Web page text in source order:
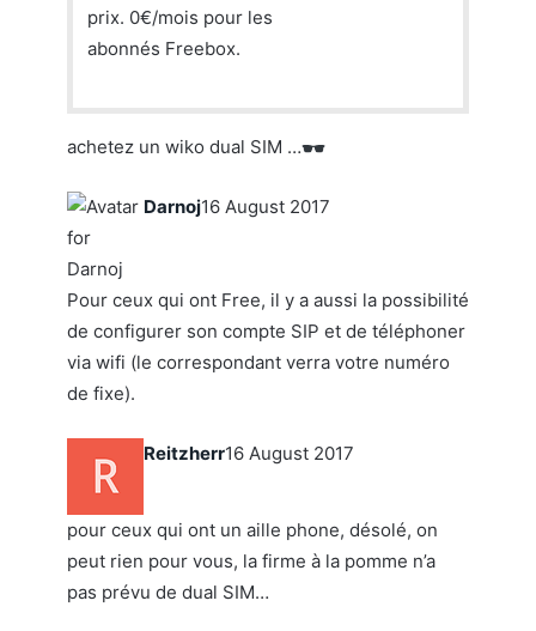
prix. 0€/mois pour les
abonnés Freebox.
achetez un wiko dual SIM …
Darnoj16 August 2017
Pour ceux qui ont Free, il y a aussi la possibilité
de configurer son compte SIP et de téléphoner
via wifi (le correspondant verra votre numéro
de fixe).
Reitzherr16 August 2017
pour ceux qui ont un aille phone, désolé, on
peut rien pour vous, la firme à la pomme n’a
pas prévu de dual SIM…